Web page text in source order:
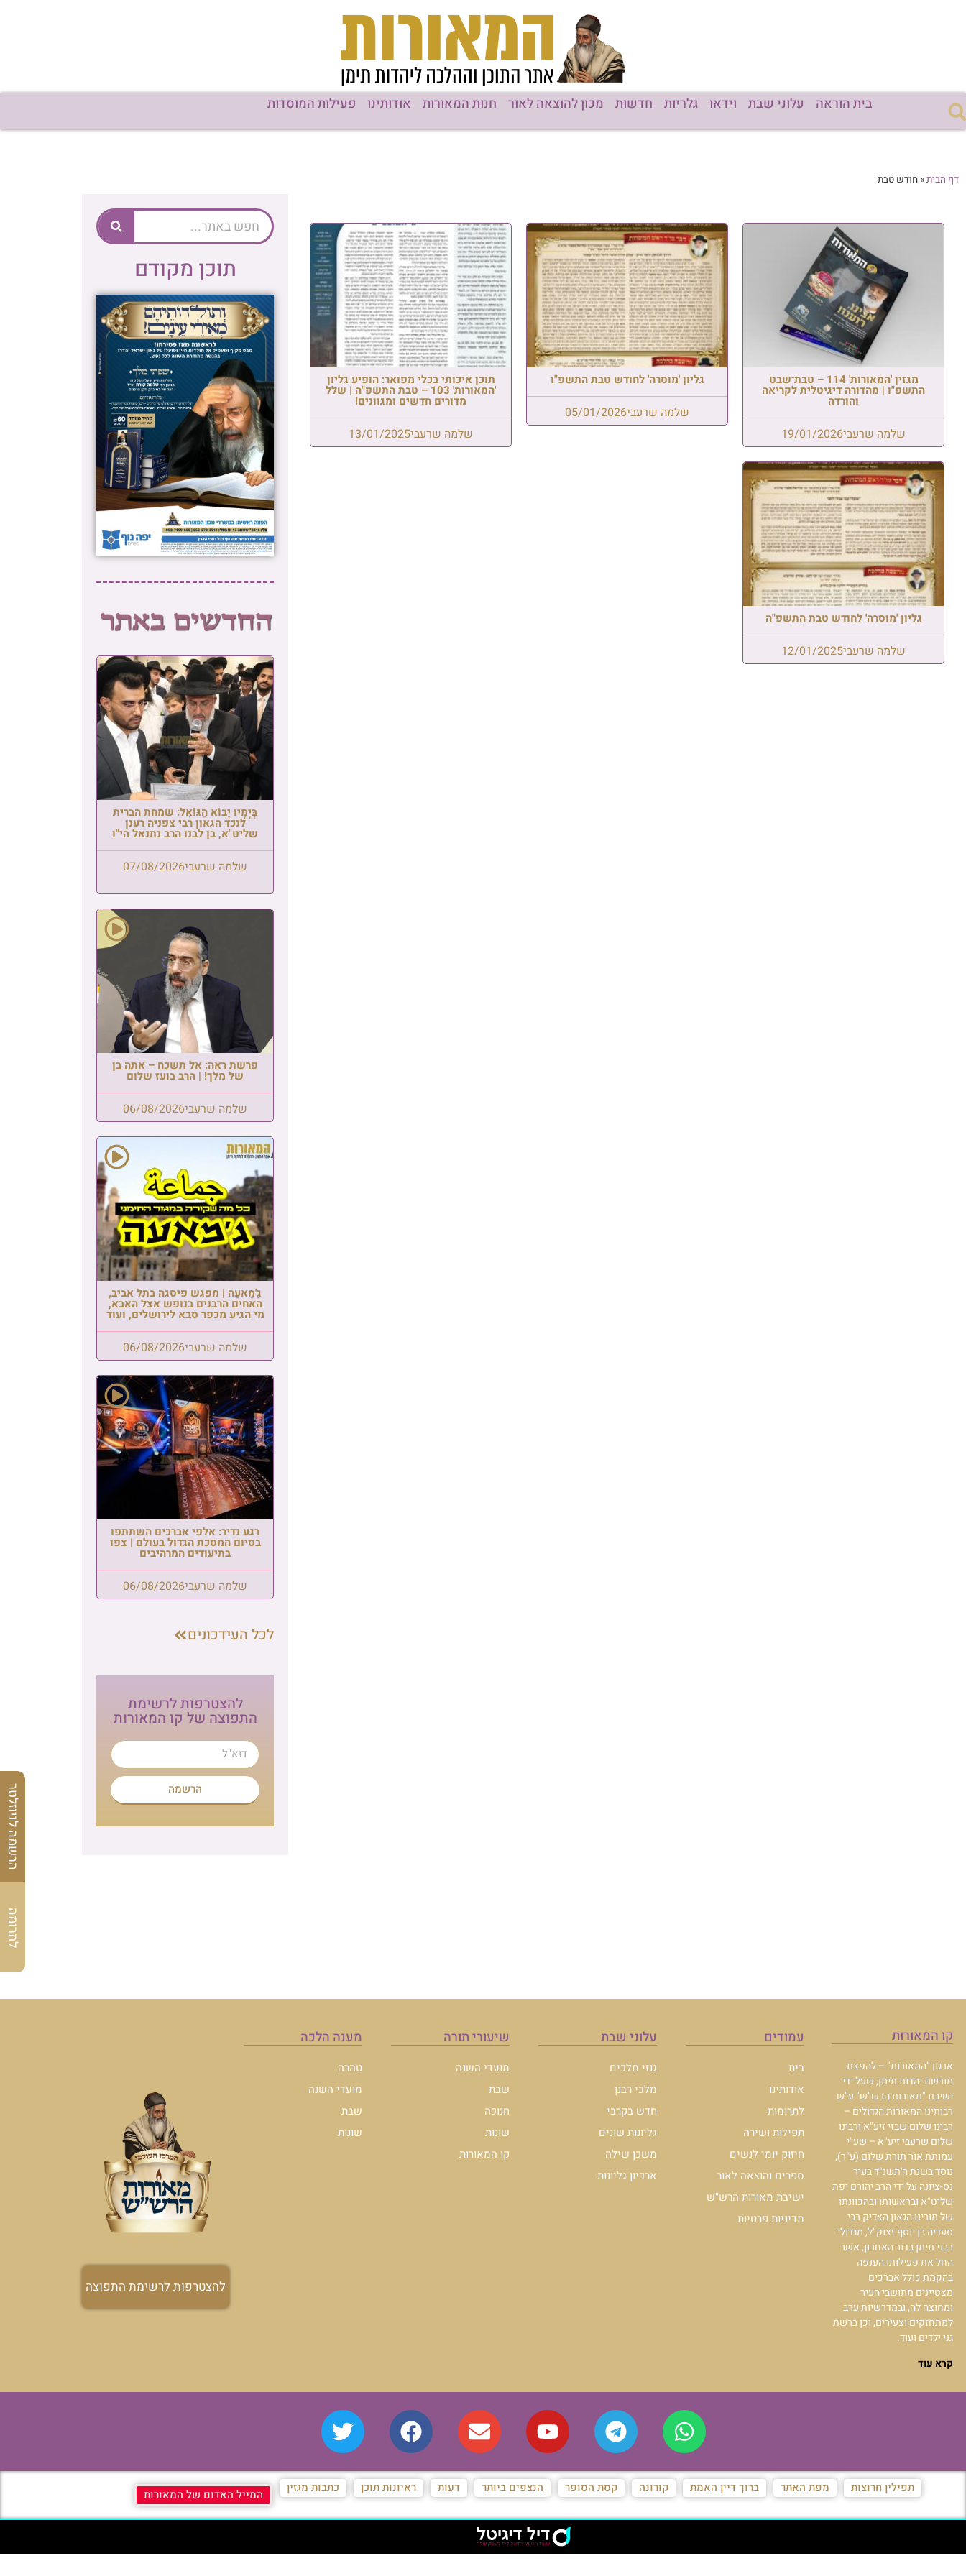
בית הוראה עלוני שבת וידאו גלריות חדשות מכון להוצאה לאור חנות המאורות אודותינו פעילות המוסדות
דף הבית»חודש טבת
מגזין 'המאורות' 114 – טבת־שבט
התשפ"ו | מהדורה דיגיטלית לקריאה
והורדה
שלמה שרעבי19/01/2026
גליון 'מוסרה' לחודש טבת התשפ"ו
שלמה שרעבי05/01/2026
תוכן איכותי בכלי מפואר: הופיע גליון
'המאורות' 103 – טבת התשפ"ה | שלל
מדורים חדשים ומגוונים!
שלמה שרעבי13/01/2025
גליון 'מוסרה' לחודש טבת התשפ"ה
שלמה שרעבי12/01/2025
תוכן מקודם
בְּיָמָיו יָבוֹא הַגּוֹאֵל: שמחת הברית
לנכד הגאון רבי צפניה רענן
שליט"א, בן לבנו הרב נתנאל הי"ו
שלמה שרעבי07/08/2026
פרשת ראה: אל תשכח – אתה בן
של מלך! | הרב בועז שלום
שלמה שרעבי06/08/2026
גַ'מַאעַה | מפגש פיסגה בתל אביב,
האחים הרבנים בנופש אצל האבא,
מי הגיע מכפר סבא לירושלים, ועוד
שלמה שרעבי06/08/2026
רגע נדיר: אלפי אברכים השתתפו
בסיום המסכת הגדול בעולם | צפו
בתיעודים המרהיבים
שלמה שרעבי06/08/2026
לכל העידכונים
להצטרפות לרשימת
התפוצה של קו המאורות
הרשמה
קו המאורות
ארגון "המאורות" – להפצת
מורשת יהדות תימן, שעל ידי
ישיבת "מאורות הרש"ש" ע"ש
רבותינו המאורות הגדולים –
רבינו שלום שבזי זיע"א ורבינו
שלום שרעבי זיע"א – שע"י
עמותת אור תורת שלום (ע"ר),
נוסד בשנת ה'תשנ"ד בעיר
נס-ציונה על ידי הרב יהורם יפת
שליט"א ובראשותו ובהכוונתו
של מורינו הגאון הצדיק רבי
סעדיה בן יוסף זצוק"ל, מגדולי
רבני תימן בדור האחרון, אשר
החל את פעילותו הענפה
בהקמת כולל אברכים
מצטיינים מתושבי העיר
ומחוצה לה, ובמדרשיות ערב
למתחזקים וצעירים, וכן ברשת
גני ילדים ועוד.
קרא עוד
עמודים
בית
אודותינו
לתרומות
תפילות ושירה
חיזוק יומי לנשים
ספרים והוצאה לאור
ישיבת מאורות הרש"ש
מדיניות פרטיות
עלוני שבת
גנזי מלכים
מלכי רבנן
חדש בקרבי
גליונות שונים
משכן שילה
ארכיון גליונות
שיעורי תורה
מועדי השנה
שבת
חנוכה
שונות
קו המאורות
מענה הלכה
טהרה
מועדי השנה
שבת
שונות
להצטרפות לרשימת התפוצה
הרשמה לניוזלטר
לתרומה
תפילין חרוצות מפת האתר ברוך דיין האמת קורונה קסת הסופר הנצפים ביותר דעות ראיונות תוכן כתבות מגזין המייל האדום של המאורות